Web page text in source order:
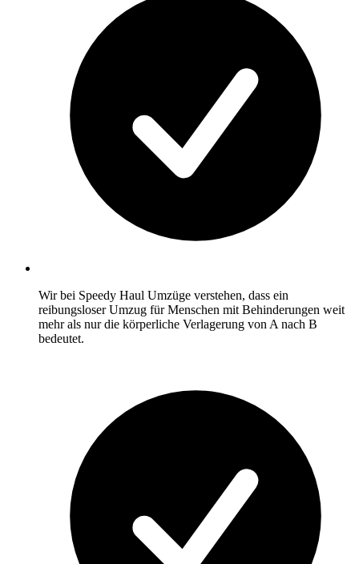
Wir bei Speedy Haul Umzüge verstehen, dass ein
reibungsloser Umzug für Menschen mit Behinderungen weit
mehr als nur die körperliche Verlagerung von A nach B
bedeutet.